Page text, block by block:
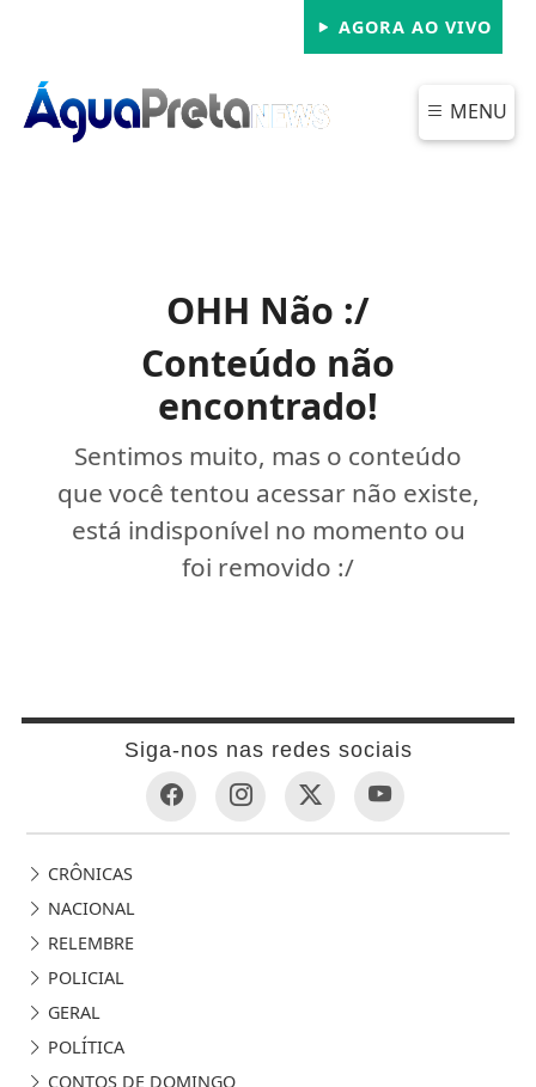
AGORA AO VIVO
MENU
OHH Não :/
Conteúdo não
encontrado!
Sentimos muito, mas o conteúdo
que você tentou acessar não existe,
está indisponível no momento ou
foi removido :/
Siga-nos nas redes sociais
CRÔNICAS
NACIONAL
RELEMBRE
POLICIAL
GERAL
POLÍTICA
CONTOS DE DOMINGO